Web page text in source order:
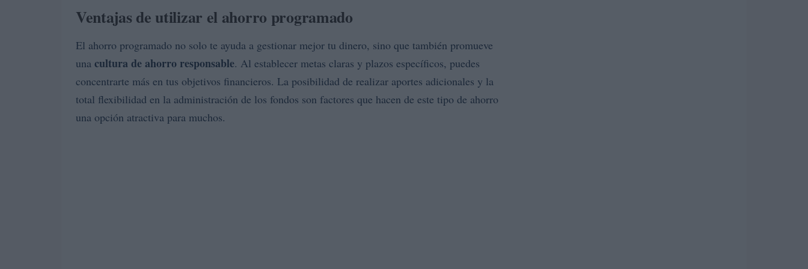
Ventajas de utilizar el ahorro programado
El ahorro programado no solo te ayuda a gestionar mejor tu dinero, sino que también promueve
una cultura de ahorro responsable. Al establecer metas claras y plazos específicos, puedes
concentrarte más en tus objetivos financieros. La posibilidad de realizar aportes adicionales y la
total flexibilidad en la administración de los fondos son factores que hacen de este tipo de ahorro
una opción atractiva para muchos.